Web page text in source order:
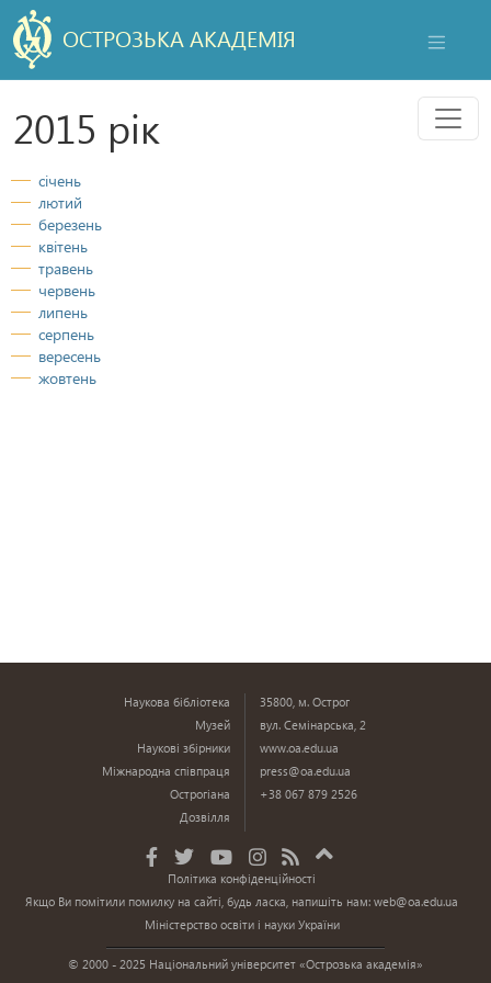
ОСТРОЗЬКА АКАДЕМІЯ
2015 рік Меню
січень
лютий
березень
квітень
травень
червень
липень
серпень
вересень
жовтень
Наукова бібліотека
Музей
Наукові збірники
Міжнародна співпраця
Острогіана
Дозвілля
35800, м. Острог
вул. Семінарська, 2
www.oa.edu.ua
press@oa.edu.ua
+38 067 879 2526
Політика конфіденційності
Якщо Ви помітили помилку на сайті, будь ласка, напишіть нам:web@oa.edu.ua
Міністерство освіти і науки України
© 2000 - 2025 Національний університет «Острозька академія»